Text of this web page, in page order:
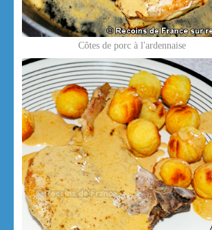
Côtes de porc à l'ardennaise